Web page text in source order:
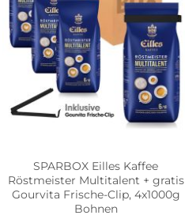
SPARBOX Eilles Kaffee
Röstmeister Multitalent + gratis
Gourvita Frische-Clip, 4x1000g
Bohnen